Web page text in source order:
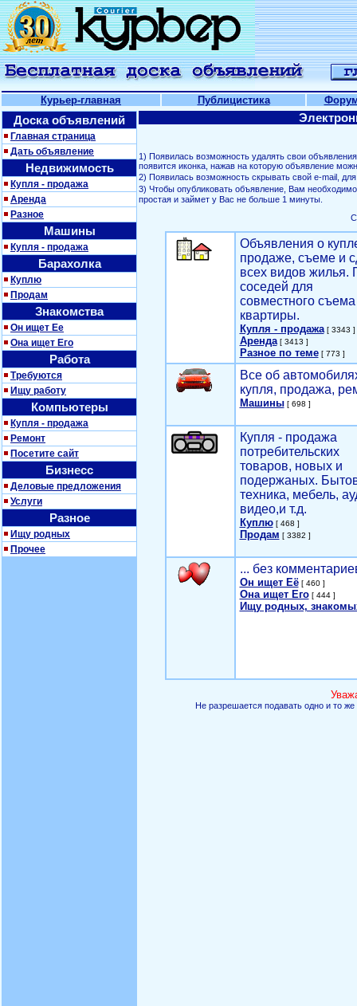
Курьер-главная Публицистика
Доска объявлений
Главная страница
Дать объявление
Недвижимость
Купля - продажа
Аренда
Разное
Машины
Купля - продажа
Барахолка
Куплю
Продам
Знакомства
Он ищет Ее
Она ищет Его
Работа
Требуются
Ищу работу
Компьютеры
Купля - продажа
Ремонт
Посетите сайт
Бизнесс
Деловые предложения
Услуги
Разное
Ищу родных
Прочее
1) Появилась возможность удалять свои
появится иконка, нажав на которую объявление
2) Появилась возможность скрывать свой е-mail,
3) Чтобы опубликовать объявление, Вам
простая и займет у Вас не больше 1 минуты.
Объявления о
продаже, съеме и
всех видов жилья.
соседей для
совместного съема
квартиры.
Купля - продажа[ 3343 ]
Аренда[ 3413 ]
Разное по теме[ 773 ]
Все об
купля, продажа,
Машины[ 698 ]
Купля - продажа
потребительских
товаров, новых и
подержаных.
техника, мебель,
видео,и т.д.
Куплю[ 468 ]
Продам [ 3382 ]
... без
Он ищет Её[ 460 ]
Она ищет Его[ 444 ]
Ищу родных,
Не разрешается подавать одно и то